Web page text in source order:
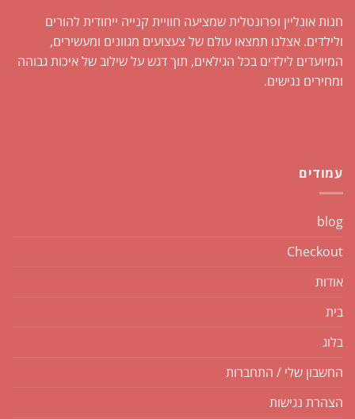
חנות אונליין ופרונטלית שמציעה חוויית קנייה ייחודית להורים
ולילדים. אצלנו תמצאו עולם של צעצועים מגוונים ומעשירים,
המיועדים לילדים בכל הגילאים, תוך דגש על שילוב של איכות גבוהה
ומחירים נגישים.
עמודים
blog
Checkout
אודות
בית
בלוג
החשבון שלי / התחברות
הצהרת נגישות